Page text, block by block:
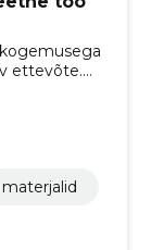
ka
materjalid